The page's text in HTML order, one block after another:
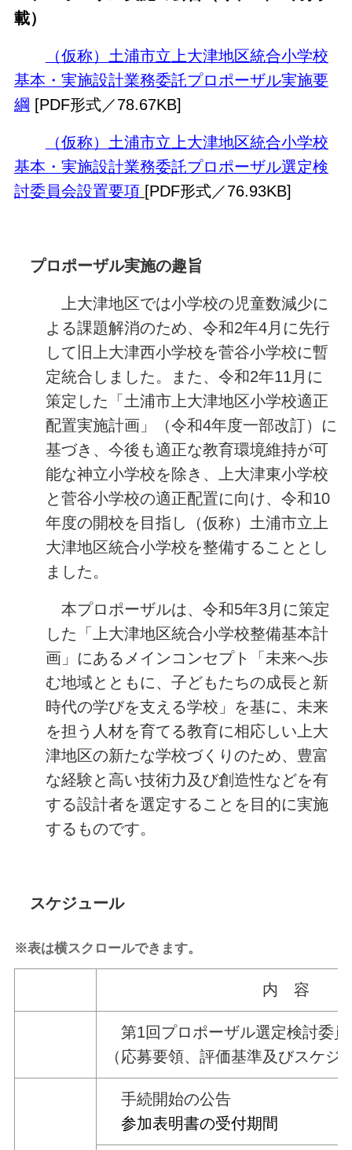
載）
（仮称）土浦市立上大津地区統合小学校
基本・実施設計業務委託プロポーザル実施要
綱 [PDF形式／78.67KB]
（仮称）土浦市立上大津地区統合小学校
基本・実施設計業務委託プロポーザル選定検
討委員会設置要項 [PDF形式／76.93KB]
プロポーザル実施の趣旨
上大津地区では小学校の児童数減少に
よる課題解消のため、令和2年4月に先行
して旧上大津西小学校を菅谷小学校に暫
定統合しました。
また、令和2年11月に
策定した「土浦市上大津地区小学校適正
配置実施計画」（令和4年度一部改訂）に
基づき、今後も適正な教育環境維持が可
能な神立小学校を除き、上大津東小学校
と菅谷小学校の適正配置に向け、令和10
年度の開校を目指し（仮称）土浦市立上
大津地区統合小学校を整備することとし
ました。
本プロポーザルは、令和5年3月に策定
した「上大津地区統合小学校整備基本計
画」にあるメインコンセプト「未来へ歩
む地域とともに、子どもたちの成長と新
時代の学びを支える学校」を基に、未来
を担う人材を育てる教育に相応しい上大
津地区の新たな学校づくりのため、豊富
な経験と高い技術力及び創造性などを有
する設計者を選定することを目的に実施
するものです。
スケジュール
※表は横スクロールできます。
内 容
第1回プロポーザル選定検討委
（応募要領、評価基準及びスケジ
手続開始の公告
参加表明書の受付期間